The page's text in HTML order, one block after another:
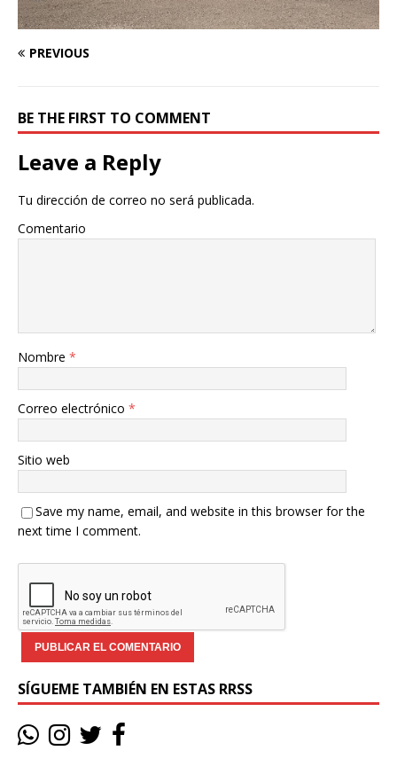
PREVIOUS
BE THE FIRST TO COMMENT
Leave a Reply
Tu dirección de correo no será publicada.
Comentario
Nombre *
Correo electrónico *
Sitio web
Save my name, email, and website in this browser for the
next time I comment.
SÍGUEME TAMBIÉN EN ESTAS RRSS